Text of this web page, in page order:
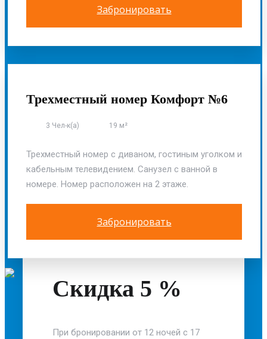
Забронировать
Трехместный номер Комфорт №6
3 Чел-к(а) 19 м²
Трехместный номер с диваном, гостиным уголком и
кабельным телевидением. Санузел с ванной в
номере. Номер расположен на 2 этаже.
Забронировать
Скидка 5 %
При бронировании от 12 ночей с 17